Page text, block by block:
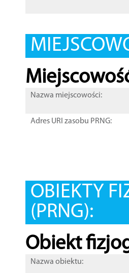
Nazwa miejscowości:
Adres URI zasobu PRNG:
OBIEKTY
(PRNG):
Obiekt
Nazwa obiektu: